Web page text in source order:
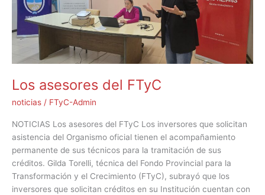
Los asesores del FTyC
noticias / FTyC-Admin
NOTICIAS Los asesores del FTyC Los inversores que solicitan
asistencia del Organismo oficial tienen el acompañamiento
permanente de sus técnicos para la tramitación de sus
créditos. Gilda Torelli, técnica del Fondo Provincial para la
Transformación y el Crecimiento (FTyC), subrayó que los
inversores que solicitan créditos en su Institución cuentan con